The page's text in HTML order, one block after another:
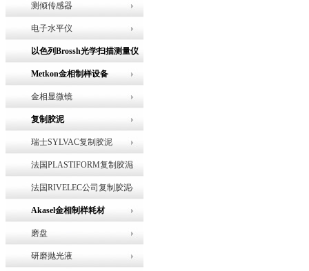
测倾传感器
电子水平仪
以色列Brossh光学扫描测量仪
Metkon金相制样设备
金相显微镜
复制胶泥
瑞士SYLVAC复制胶泥
法国PLASTIFORM复制胶泥
法国RIVELEC公司复制胶泥
Akasel金相制样耗材
磨盘
研磨抛光液